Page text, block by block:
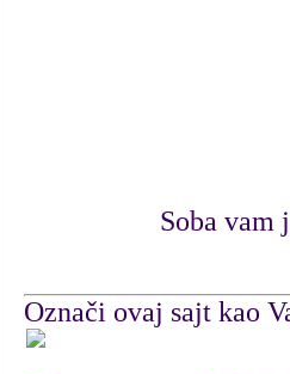
Soba vam
Označi ovaj sajt kao